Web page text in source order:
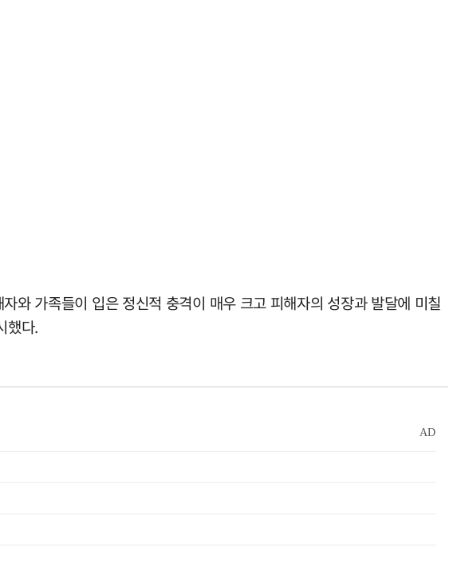
가족들이 입은 정신적 충격이 매우 크고 피해자의 성장과 발달에 미칠
했다.